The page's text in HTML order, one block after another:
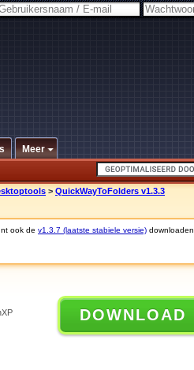
Meer
> QuickWayToFolders v1.3.3
ook de v1.3.7 (laatste stabiele versie) downloaden.
DOWNLOAD